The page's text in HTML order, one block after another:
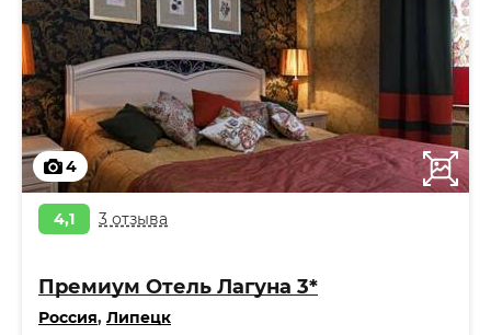
4
4,1 3 отзыва
Премиум Отель Лагуна 3*
Россия, Липецк